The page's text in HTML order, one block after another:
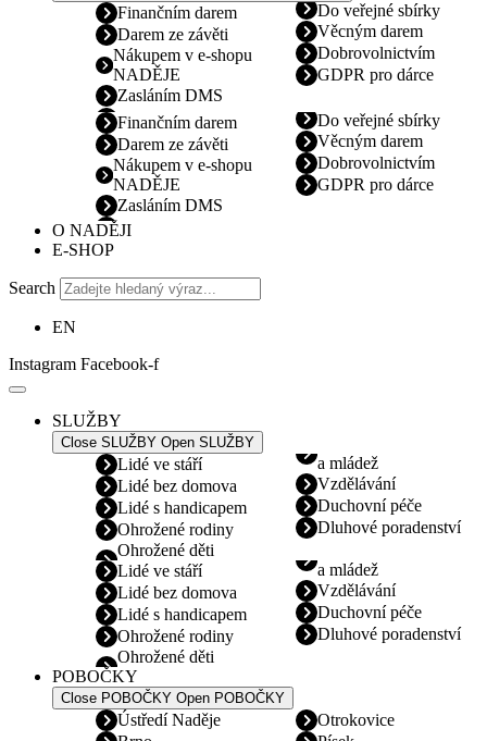
Finančním darem
Darem ze závěti
Nákupem v e-shopu
NADĚJE
Zasláním DMS
Do veřejné sbírky
Věcným darem
Dobrovolnictvím
GDPR pro dárce
Finančním darem
Darem ze závěti
Nákupem v e-shopu
NADĚJE
Zasláním DMS
Do veřejné sbírky
Věcným darem
Dobrovolnictvím
GDPR pro dárce
O NADĚJI
E-SHOP
Search
EN
Instagram Facebook-f
SLUŽBY
Close SLUŽBY Open SLUŽBY
Lidé ve stáří
Lidé bez domova
Lidé s handicapem
Ohrožené rodiny
Ohrožené děti
a mládež
Vzdělávání
Duchovní péče
Dluhové poradenství
Lidé ve stáří
Lidé bez domova
Lidé s handicapem
Ohrožené rodiny
Ohrožené děti
a mládež
Vzdělávání
Duchovní péče
Dluhové poradenství
POBOČKY
Close POBOČKY Open POBOČKY
Ústředí Naděje
Otrokovice